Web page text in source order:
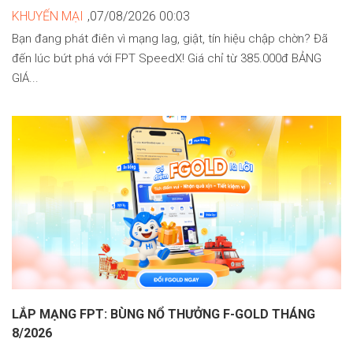
KHUYẾN MẠI ,07/08/2026 00:03
Bạn đang phát điên vì mạng lag, giật, tín hiệu chập chờn? Đã
đến lúc bứt phá với FPT SpeedX! Giá chỉ từ 385.000đ BẢNG
GIÁ...
LẮP MẠNG FPT: BÙNG NỔ THƯỞNG F-GOLD THÁNG
8/2026